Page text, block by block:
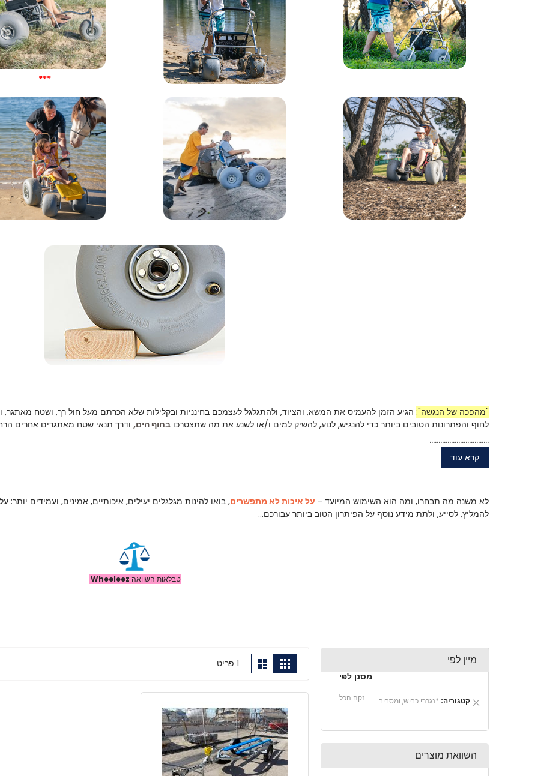
***
"מהפכה של הנגשה": הגיע הזמן להעמיס את המשא, והציוד, ולהתגלגל לעצמכם בחינניות ובקלילות שלא הכרתם מעל חול רך, ושטח מאתגר,
לחוף והפתרונות הטובים ביותר כדי להנגיש, לנוע, להשיק למים ו/או לשנע את מה שתצטרכו בחוף הים, ודרך תנאי שטח מאתגרים אחרים
.................................
קרא עוד
לא משנה מה תבחרו, ומה הוא השימוש המיועד - על איכות לא מתפשרים, בואו להינות מגלגלים יעילים, איכותיים, אמינים, ועמידים
להמליץ, לסייע, ולתת מידע נוסף על הפיתרון הטוב ביותר עבורכם...
טבלאות השוואה Wheeleez
הצג
כ-
גריד
תצוגה
רשימה
1 פריט מיין לפי
מסנן לפי
קטגוריה *נגררי כביש, ומסביב
הסרת
נקה הכל
השוואת מוצרים